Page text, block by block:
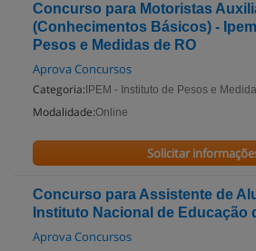
Concurso para Motoristas
(Conhecimentos Básicos) -
Pesos e Medidas de RO
Aprova Concursos
Categoria: IPEM - Instituto de Pesos e
Modalidade:Online
Solicitar
Concurso para Assistente de
Instituto Nacional de Educação
Aprova Concursos